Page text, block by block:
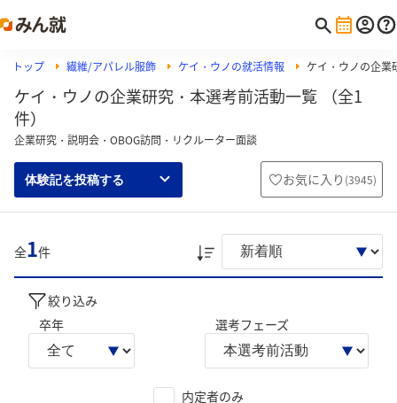
トップ 繊維/アパレル服飾 ケイ・ウノの就活情報 ケイ・ウノの企業
ケイ・ウノの企業研究・本選考前活動一覧 （全1
件）
企業研究・説明会・OBOG訪問・リクルーター面談
体験記を投稿する お気に入り (3945)
全1件
絞り込み
卒年
選考フェーズ
内定者のみ